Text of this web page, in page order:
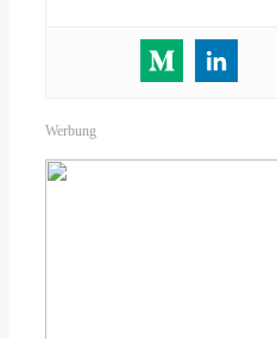
Werbung